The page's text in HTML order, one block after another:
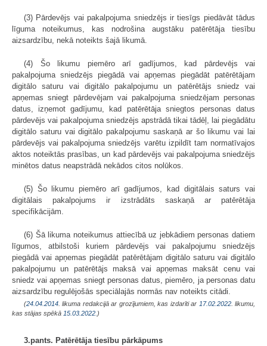
(3) Pārdevējs vai pakalpojuma sniedzējs ir tiesīgs piedāvāt tādus
līguma noteikumus, kas nodrošina augstāku patērētāja tiesību
aizsardzību, nekā noteikts šajā likumā.
(4) Šo likumu piemēro arī gadījumos, kad pārdevējs vai
pakalpojuma sniedzējs piegādā vai apņemas piegādāt patērētājam
digitālo saturu vai digitālo pakalpojumu un patērētājs sniedz vai
apņemas sniegt pārdevējam vai pakalpojuma sniedzējam personas
datus, izņemot gadījumu, kad patērētāja sniegtos personas datus
pārdevējs vai pakalpojuma sniedzējs apstrādā tikai tādēļ, lai piegādātu
digitālo saturu vai digitālo pakalpojumu saskaņā ar šo likumu vai lai
pārdevējs vai pakalpojuma sniedzējs varētu izpildīt tam normatīvajos
aktos noteiktās prasības, un kad pārdevējs vai pakalpojuma sniedzējs
minētos datus neapstrādā nekādos citos nolūkos.
(5) Šo likumu piemēro arī gadījumos, kad digitālais saturs vai
digitālais pakalpojums ir izstrādāts saskaņā ar patērētāja
specifikācijām.
(6) Šā likuma noteikumus attiecībā uz jebkādiem personas datiem
līgumos, atbilstoši kuriem pārdevējs vai pakalpojumu sniedzējs
piegādā vai apņemas piegādāt patērētājam digitālo saturu vai digitālo
pakalpojumu un patērētājs maksā vai apņemas maksāt cenu vai
sniedz vai apņemas sniegt personas datus, piemēro, ja personas datu
aizsardzību regulējošās speciālajās normās nav noteikts citādi.
(24.04.2014 . likuma redakcijā ar grozījumiem, kas izdarīti ar 17.02.2022. likumu,
kas stājas spēkā 15.03.2022. )
3.pants. Patērētāja tiesību pārkāpums